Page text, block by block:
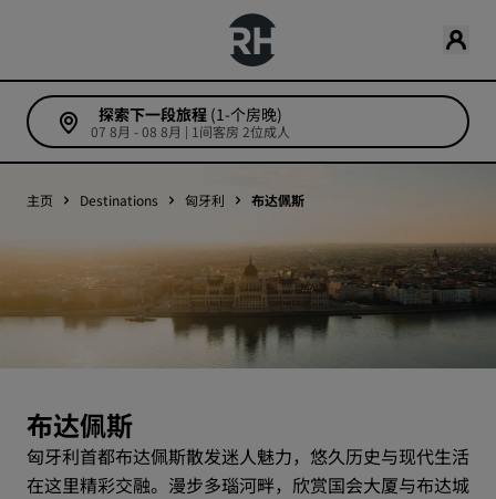
探索下一段旅程 (1-个房晚)
07 8月 - 08 8月 | 1间客房 2位成人
主页 Destinations 匈牙利 布达佩斯
布达佩斯
匈牙利首都布达佩斯散发迷人魅力，悠久历史与现代生活
在这里精彩交融。漫步多瑙河畔，欣赏国会大厦与布达城